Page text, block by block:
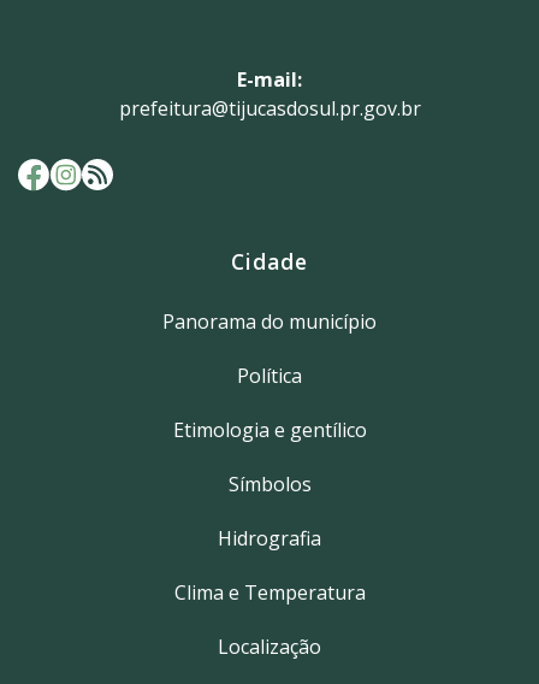
E-mail:
prefeitura@tijucasdosul.pr.gov.br
Cidade
Panorama do município
Política
Etimologia e gentílico
Símbolos
Hidrografia
Clima e Temperatura
Localização